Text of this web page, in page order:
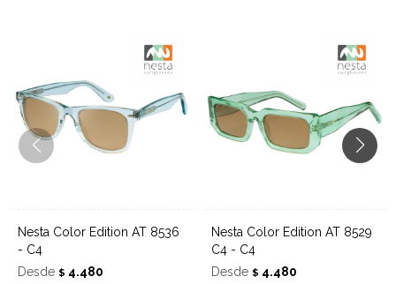
Nesta Color Edition AT 8536
- C4
Desde $ 4.480
Nesta Color Edition AT 8529
C4 - C4
Desde $ 4.480